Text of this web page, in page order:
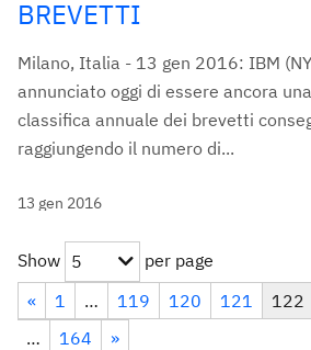
BREVETTI
Milano, Italia - 13 gen 2016: IBM
annunciato oggi di essere ancora
classifica annuale dei brevetti
raggiungendo il numero di...
13 gen 2016
Show 5
per page
«
1 … 119 120 121 122
…
164 »